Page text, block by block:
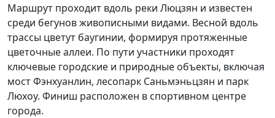
Маршрут проходит вдоль реки Люцзян и известен
среди бегунов живописными видами. Весной вдоль
трассы цветут баугинии, формируя протяженные
цветочные аллеи. По пути участники проходят
ключевые городские и природные объекты, включая
мост Фэнхуанлин, лесопарк Саньмэньцзян и парк
Люхоу. Финиш расположен в спортивном центре
города.